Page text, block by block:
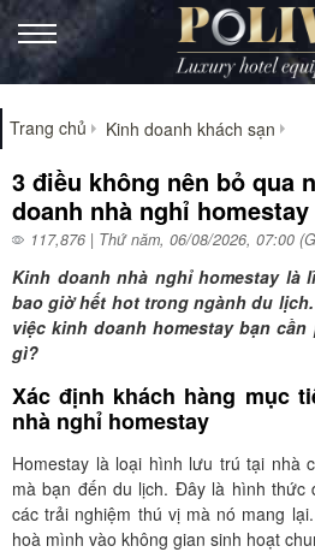
Trang chủ Kinh doanh khách sạn
3 điều không nên bỏ qua
doanh nhà nghỉ homestay
117,876 | Thứ năm, 06/08/2026, 07:00
Kinh doanh nhà nghỉ homestay là
bao giờ hết hot trong ngành du
việc kinh doanh homestay bạn
gì?
Xác định khách hàng mục
nhà nghỉ homestay
Homestay là loại hình lưu trú tại nhà
mà bạn đến du lịch. Đây là hình thức
các trải nghiệm thú vị mà nó mang
hoà mình vào không gian sinh hoạt